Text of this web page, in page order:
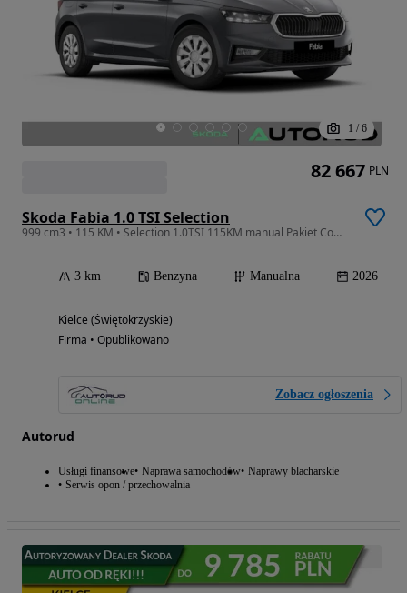
1 / 6
Skoda Fabia 1.0 TSI Selection
999 cm3 • 115 KM • Selection 1.0TSI 115KM manual Pakiet Comfort Plus zapasowe koło
3 km Benzyna Manualna 2026
Kielce (Świętokrzyskie)
Firma • Opublikowano
Zobacz ogłoszenia
Autorud
Usługi finansowe Naprawa samochodów Naprawy blacharskie
Serwis opon / przechowalnia
82 667 PLN